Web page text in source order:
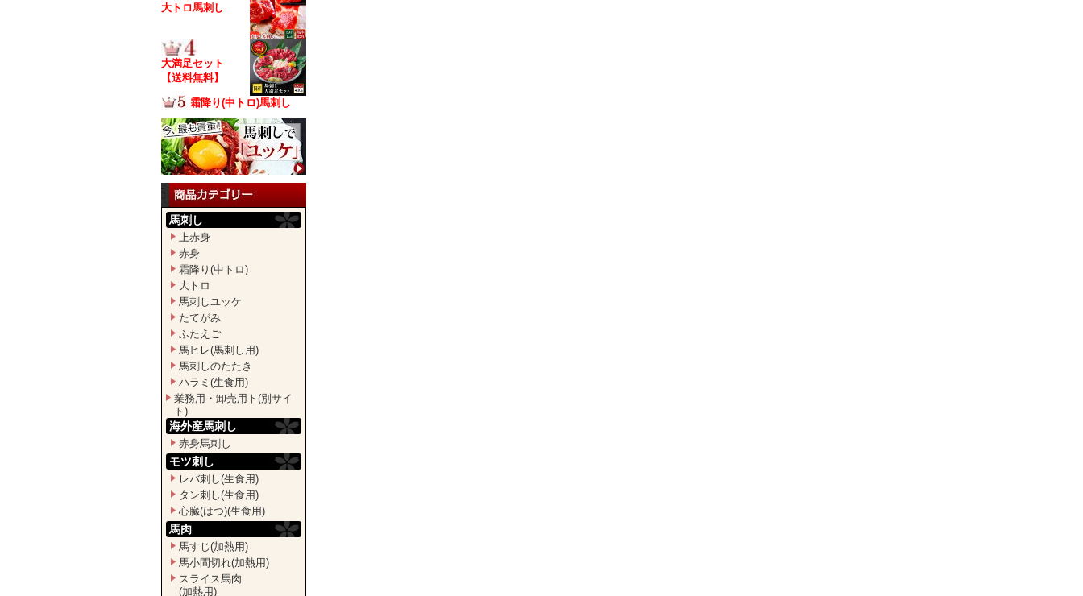
大トロ馬刺し
大満足セット
【送料無料】
霜降り(中トロ)馬刺し
馬刺し
上赤身
赤身
霜降り(中トロ)
大トロ
馬刺しユッケ
たてがみ
ふたえご
馬ヒレ(馬刺し用)
馬刺しのたたき
ハラミ(生食用)
業務用・卸売用ト(別サイ
ト)
海外産馬刺し
赤身馬刺し
モツ刺し
レバ刺し(生食用)
タン刺し(生食用)
心臓(はつ)(生食用)
馬肉
馬すじ(加熱用)
馬小間切れ(加熱用)
スライス馬肉
(加熱用)